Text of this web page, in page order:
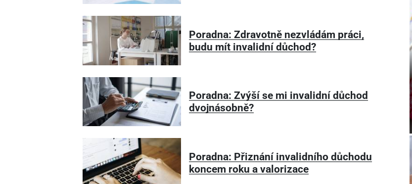
Poradna: Zdravotně nezvládám práci,
budu mít invalidní důchod?
Poradna: Zvýší se mi invalidní důchod
dvojnásobně?
Poradna: Přiznání invalidního důchodu
koncem roku a valorizace